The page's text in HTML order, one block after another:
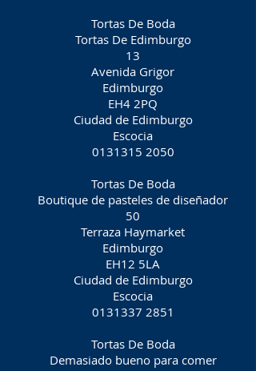
Tortas De Boda
Tortas De Edimburgo
13
Avenida Grigor
Edimburgo
EH4 2PQ
Ciudad de Edimburgo
Escocia
0131315 2050
Tortas De Boda
Boutique de pasteles de diseñador
50
Terraza Haymarket
Edimburgo
EH12 5LA
Ciudad de Edimburgo
Escocia
0131337 2851
Tortas De Boda
Demasiado bueno para comer